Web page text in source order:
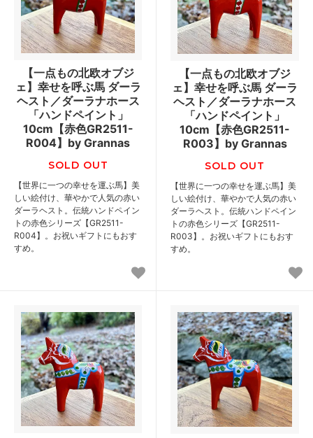
【一点もの北欧オブジ
ェ】幸せを呼ぶ馬 ダーラ
ヘスト／ダーラナホース
「ハンドペイント」
10cm【赤色GR2511-
R004】by Grannas
SOLD OUT
【世界に一つの幸せを運ぶ馬】美
しい絵付け、華やかで人気の赤い
ダーラヘスト。伝統ハンドペイン
トの赤色シリーズ【GR2511-
R004】。お祝いギフトにもおす
すめ。
【一点もの北欧オブジ
ェ】幸せを呼ぶ馬 ダーラ
ヘスト／ダーラナホース
「ハンドペイント」
10cm【赤色GR2511-
R003】by Grannas
SOLD OUT
【世界に一つの幸せを運ぶ馬】美
しい絵付け、華やかで人気の赤い
ダーラヘスト。伝統ハンドペイン
トの赤色シリーズ【GR2511-
R003】。お祝いギフトにもおす
すめ。